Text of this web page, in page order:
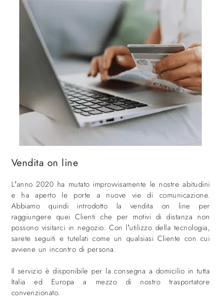
Vendita on line
L’anno 2020 ha mutato improvvisamente le nostre abitudini
e ha aperto le porte a nuove vie di comunicazione.
Abbiamo quindi introdotto la vendita on line per
raggiungere quei Clienti che per motivi di distanza non
possono visitarci in negozio. Con l’utilizzo della tecnologia,
sarete seguiti e tutelati come un qualsiasi Cliente con cui
avviene un incontro di persona.
Il servizio è disponibile per la consegna a domicilio in tutta
Italia ed Europa a mezzo di nostro trasportatore
convenzionato.